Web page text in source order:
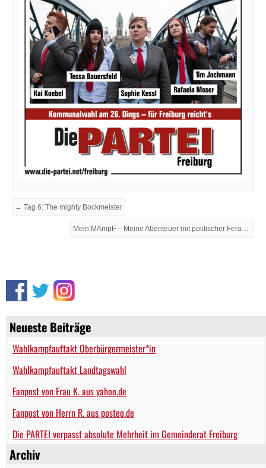
Neueste Beiträge
Wahlkampfauftakt Oberbürgermeister*in
Wahlkampfauftakt Landtagswahl
Fanpost von Frau K. aus yahoo.de
Fanpost von Herrn R. aus posteo.de
Die PARTEI verpasst absolute Mehrheit im Gemeinderat Freiburg
Archiv
← Tag 6: The mighty Bockmeister
Mein MAmpF – Meine Abenteuer mit politischer Ferantwortung →